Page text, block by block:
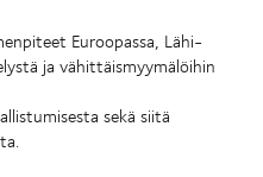
Euroopassa, Lähi-
ja vähittäismyymälöihin
sekä siitä